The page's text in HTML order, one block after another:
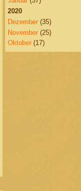
2020
Dezember(35)
November(25)
Oktober(17)